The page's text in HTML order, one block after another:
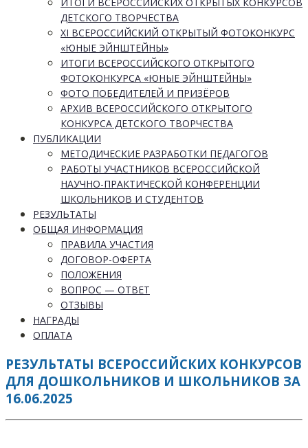
ДЕТСКОГО ТВОРЧЕСТВА
XI ВСЕРОССИЙСКИЙ ОТКРЫТЫЙ ФОТОКОНКУРС
«ЮНЫЕ ЭЙНШТЕЙНЫ»
ИТОГИ ВСЕРОССИЙСКОГО ОТКРЫТОГО
ФОТОКОНКУРСА «ЮНЫЕ ЭЙНШТЕЙНЫ»
ФОТО ПОБЕДИТЕЛЕЙ И ПРИЗЁРОВ
АРХИВ ВСЕРОССИЙСКОГО ОТКРЫТОГО
КОНКУРСА ДЕТСКОГО ТВОРЧЕСТВА
ПУБЛИКАЦИИ
МЕТОДИЧЕСКИЕ РАЗРАБОТКИ ПЕДАГОГОВ
РАБОТЫ УЧАСТНИКОВ ВСЕРОССИЙСКОЙ
НАУЧНО-ПРАКТИЧЕСКОЙ КОНФЕРЕНЦИИ
ШКОЛЬНИКОВ И СТУДЕНТОВ
РЕЗУЛЬТАТЫ
ОБЩАЯ ИНФОРМАЦИЯ
ПРАВИЛА УЧАСТИЯ
ДОГОВОР-ОФЕРТА
ПОЛОЖЕНИЯ
ВОПРОС — ОТВЕТ
ОТЗЫВЫ
НАГРАДЫ
ОПЛАТА
РЕЗУЛЬТАТЫ ВСЕРОССИЙСКИХ КОНКУРСОВ
ДЛЯ ДОШКОЛЬНИКОВ И ШКОЛЬНИКОВ ЗА
16.06.2025